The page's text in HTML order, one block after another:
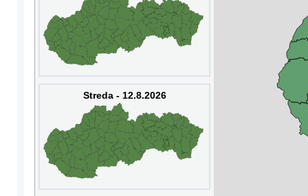
Streda - 12.8.2026